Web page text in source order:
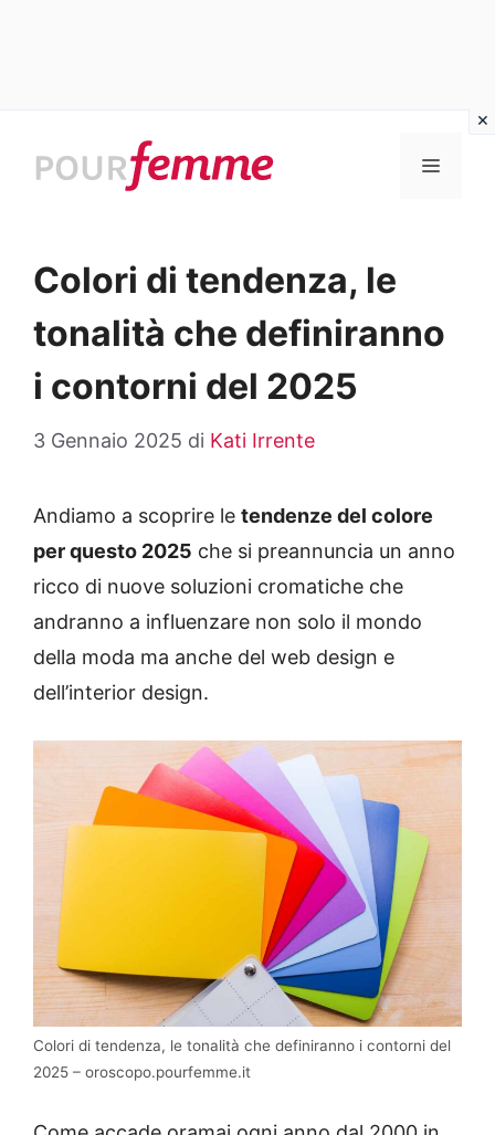
MENU
Colori di tendenza, le
tonalità che definiranno
i contorni del 2025
3 Gennaio 2025 di Kati Irrente
Andiamo a scoprire le tendenze del colore
per questo 2025 che si preannuncia un anno
ricco di nuove soluzioni cromatiche che
andranno a influenzare non solo il mondo
della moda ma anche del web design e
dell’interior design.
Colori di tendenza, le tonalità che definiranno i contorni del
2025 – oroscopo.pourfemme.it